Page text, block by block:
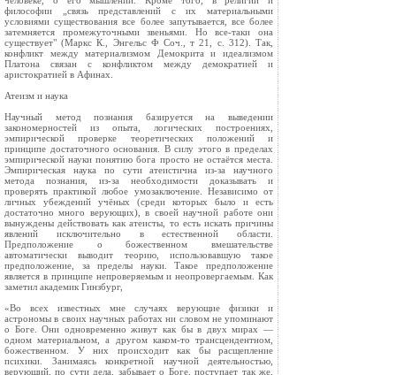
философии „связь представлений с их материальными
условиями существования все более запутывается, все более
затемняется промежуточными звеньями. Но все-таки она
существует" (Маркс К., Энгельс Ф Соч., т 21, с. 312). Так,
конфликт между материализмом Демокрита и идеализмом
Платона связан с конфликтом между демократией и
аристократией в Афинах.
Атеизм и наука
Научный метод познания базируется на выведении
закономерностей из опыта, логических построениях,
эмпирической проверке теоретических положений и
принципе достаточного основания. В силу этого в пределах
эмпирической науки понятию бога просто не остаётся места.
Эмпирическая наука по сути атеистична из-за научного
метода познания, из-за необходимости доказывать и
проверять практикой любое умозаключение. Независимо от
личных убеждений учёных (среди которых было и есть
достаточно много верующих), в своей научной работе они
вынуждены действовать как атеисты, то есть искать причины
явлений исключительно в естественной области.
Предположение о божественном вмешательстве
автоматически выводит теорию, использовавшую такое
предположение, за пределы науки. Такое предположение
является в принципе непроверяемым и неопровергаемым. Как
заметил академик Гинзбург,
«Во всех известных мне случаях верующие физики и
астрономы в своих научных работах ни словом не упоминают
о Боге. Они одновременно живут как бы в двух мирах —
одном материальном, а другом каком-то трансцендентном,
божественном. У них происходит как бы расщепление
психики. Занимаясь конкретной научной деятельностью,
верующий, по сути дела, забывает о Боге, поступает так же,